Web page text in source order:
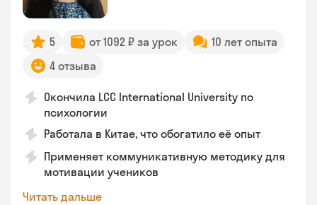
5 от 1092 ₽ за урок
10 лет опыта
4 отзыва
Окончила LCC International University по
психологии
Работала в Китае, что обогатило её опыт
Применяет коммуникативную методику для
мотивации учеников
Читать дальше